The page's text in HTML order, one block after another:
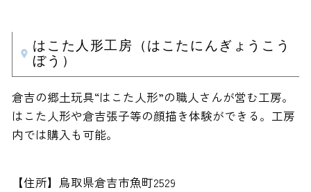
はこた人形工房（はこたにんぎょうこう
ぼう）
倉吉の郷土玩具“はこた人形”の職人さんが営む工房。
はこた人形や倉吉張子等の顔描き体験ができる。工房
内では購入も可能。
【住所】鳥取県倉吉市魚町2529